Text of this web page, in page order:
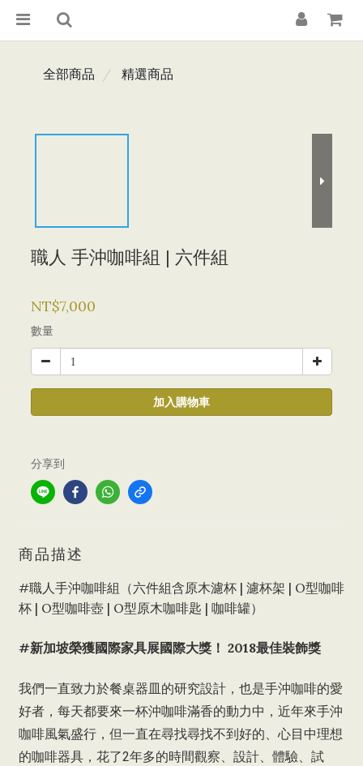
全部商品 精選商品
職人 手沖咖啡組 | 六件組
NT$7,000
數量
加入購物車
分享到
商品描述
#職人手沖咖啡組（六件組含原木濾杯 | 濾杯架 | O型咖啡
杯 | O型咖啡壺 | O型原木咖啡匙 | 咖啡罐）
#新加坡榮獲國際家具展國際大獎！ 2018最佳裝飾獎
我們一直致力於餐桌器皿的研究設計，也是手沖咖啡的愛
好者，每天都要來一杯沖咖啡滿香的動力中，近年來手沖
咖啡風氣盛行，但一直在尋找尋找不到好的、心目中理想
的咖啡器具，花了2年多的時間觀察、設計、體驗、試